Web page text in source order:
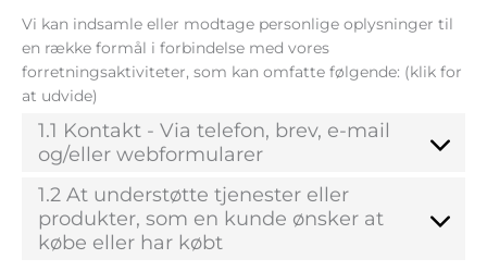
Vi kan indsamle eller modtage personlige oplysninger til
en række formål i forbindelse med vores
forretningsaktiviteter, som kan omfatte følgende: (klik for
at udvide)
1.1 Kontakt - Via telefon, brev, e-mail
og/eller webformularer
1.2 At understøtte tjenester eller
produkter, som en kunde ønsker at
købe eller har købt